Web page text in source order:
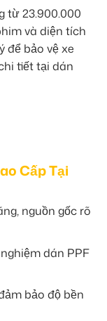
từ 23.900.000
và diện tích
để bảo vệ xe
tiết tại dán
Cấp Tại
nguồn gốc rõ
dán PPF
bảo độ bền